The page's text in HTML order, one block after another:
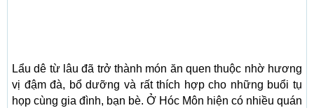
Lẩu dê từ lâu đã trở thành món ăn quen thuộc nhờ hương
vị đậm đà, bổ dưỡng và rất thích hợp cho những buổi tụ
họp cùng gia đình, bạn bè. Ở Hóc Môn hiện có nhiều quán